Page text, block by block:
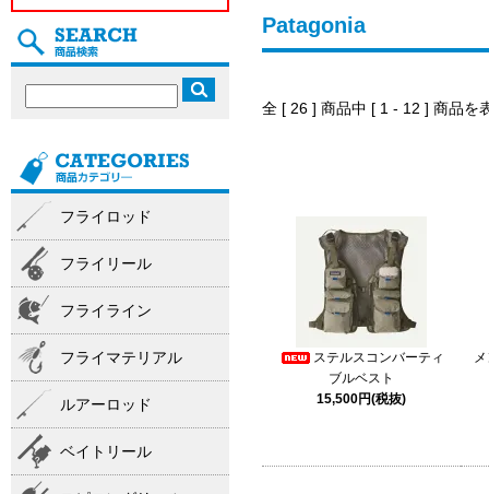
Patagonia
全 [ 26 ] 商品中 [ 1 - 12 ] 商品を
ステルスコンバーティ
ブルベスト
15,500円(税抜)
フライロッド
フライリール
フライライン
フライマテリアル
ルアーロッド
ベイトリール